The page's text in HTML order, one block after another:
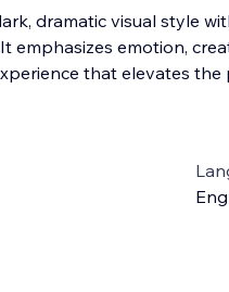
dramatic visual style
emphasizes emotion,
that elevates the